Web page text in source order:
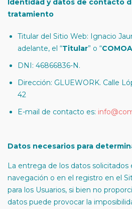
Identidad y datos de contacto
tratamiento
Titular del Sitio Web: Ignacio
adelante, el “Titular” o “
DNI: 46866836-N.
Dirección: GLUEWORK. Calle
42
E-mail de contacto es:
Datos necesarios para
La entrega de los datos solicitados
navegación o en el registro en el
para los Usuarios, si bien no
datos puede provocar la